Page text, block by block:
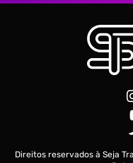
Direitos reservados à Seja